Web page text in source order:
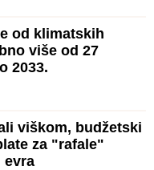
od klimatskih
više od 27
2033.
viškom, budžetski
za "rafale"
evra